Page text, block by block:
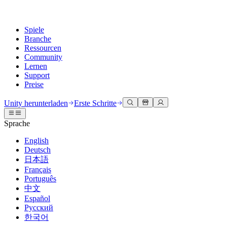
Spiele
Branche
Ressourcen
Community
Lernen
Support
Preise
Unity Engine
Erstellen Sie 2D- und 3D-Spiele für jede Plattform
Zusammenarbeit
Schnell mit Ihrem Team zusammenarbeiten und iterieren
Unity herunterladen
Abonnements und Preise
Bereitstellen
Multiplattform
3D-Zusammenarbeit
Erstellen und überprüfen Sie 3D-Projekte in Echtzeit
Immersive Schulung
In immersiven Umgebungen trainieren
Kundenerlebnisse
Interaktive 3D-Erlebnisse erstellen
Branchen
Fertigung
Dokumentation
Entwicklertools
Versionsfreigaben und Fehlerverfolgung
Roadmap
Bevorstehende Funktionen überprüfen
Glossar
Diskussionen
Veranstaltungen
Globale und lokale Veranstaltungen
Gemeinschaftsgeschichten
Made with Unity
Präsentation von Unity-Schöpfern
Unity Learn
Meistern Sie Unity-Fähigkeiten kostenlos
Professionelles Training
Verbessern Sie Ihr Team mit Unity-Trainern
Neu bei Unity
Erste Schritte
Beginnen Sie noch heute mit dem Lernen
Unity Essential Pathways
Hilfe erhalten
Wir helfen Ihnen, mit Unity erfolgreich zu sein
Erfolgspläne
Erreichen Sie Ihre Ziele schneller mit Expertenunterstützung
FAQ
Antworten auf häufige Fragen
Kontakt aufnehmen
Verbinden Sie sich mit unserem Team
Unity herunterladen Erste Schritte
Sprache
English
Deutsch
日本語
Français
Português
中文
Español
Русский
한국어